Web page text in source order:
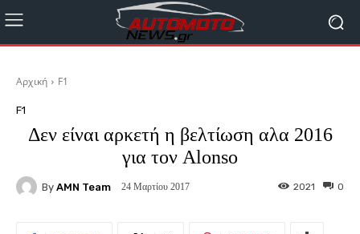
Αρχική F1
F1
Δεν είναι αρκετή η βελτίωση αλα 2016
για τον Alonso
By AMN Team 24 Μαρτίου 2017 0
2021